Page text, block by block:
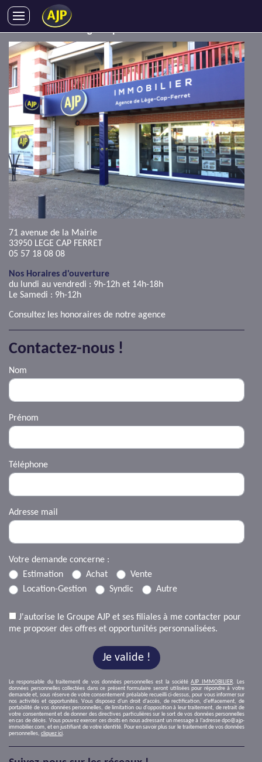
VENTES
LOCATIONS
GESTION LOCATIVE
SYNDIC
LMNP
IMMOBILIER NEUF
LOCATIONS DE VACANCES
ENTREPRISES
DEVENIR FRANCHISÉ
AJP Recrute
Service Qualité Clients
AJP Immobilier Lège-Cap-Ferret
71 avenue de la Mairie
33950 LEGE CAP FERRET
05 57 18 08 08
Nos Horaires d'ouverture
du lundi au vendredi : 9h-12h et 14h-18h
Le Samedi : 9h-12h
Consultez les honoraires de notre agence
Contactez-nous !
Nom
Prénom
Téléphone
Adresse mail
Votre demande concerne :
Estimation
Achat
Vente
Location-Gestion
Syndic Autre
J'autorise le Groupe AJP et ses filiales à me contacter pour
me proposer des offres et opportunités personnalisées.
Je valide !
Le responsable du traitement de vos données personnelles est la sociétéAJP IMMOBILIER. Les
données personnelles collectées dans ce présent formulaire seront utilisées pour répondre à votre
demande et, sous réserve de votre consentement préalable recueilli ci-dessus, pour vous informer sur
nos activités et opportunités. Vous disposez d'un droit d'accès, de rectification, d'effacement, de
portabilité de vos données personnelles, de limitation ou d'opposition à leur traitement, de retrait de
votre consentement et de donner des directives particulières sur le sort de vos données personnelles
en cas de décès. Vous pouvez exercer ces droits en nous adressant un message à l’adresse dpo@ajp-
immobilier.com, et en justifiant de votre identité. Pour en savoir plus sur le traitement de vos données
personnelles, cliquez ici.